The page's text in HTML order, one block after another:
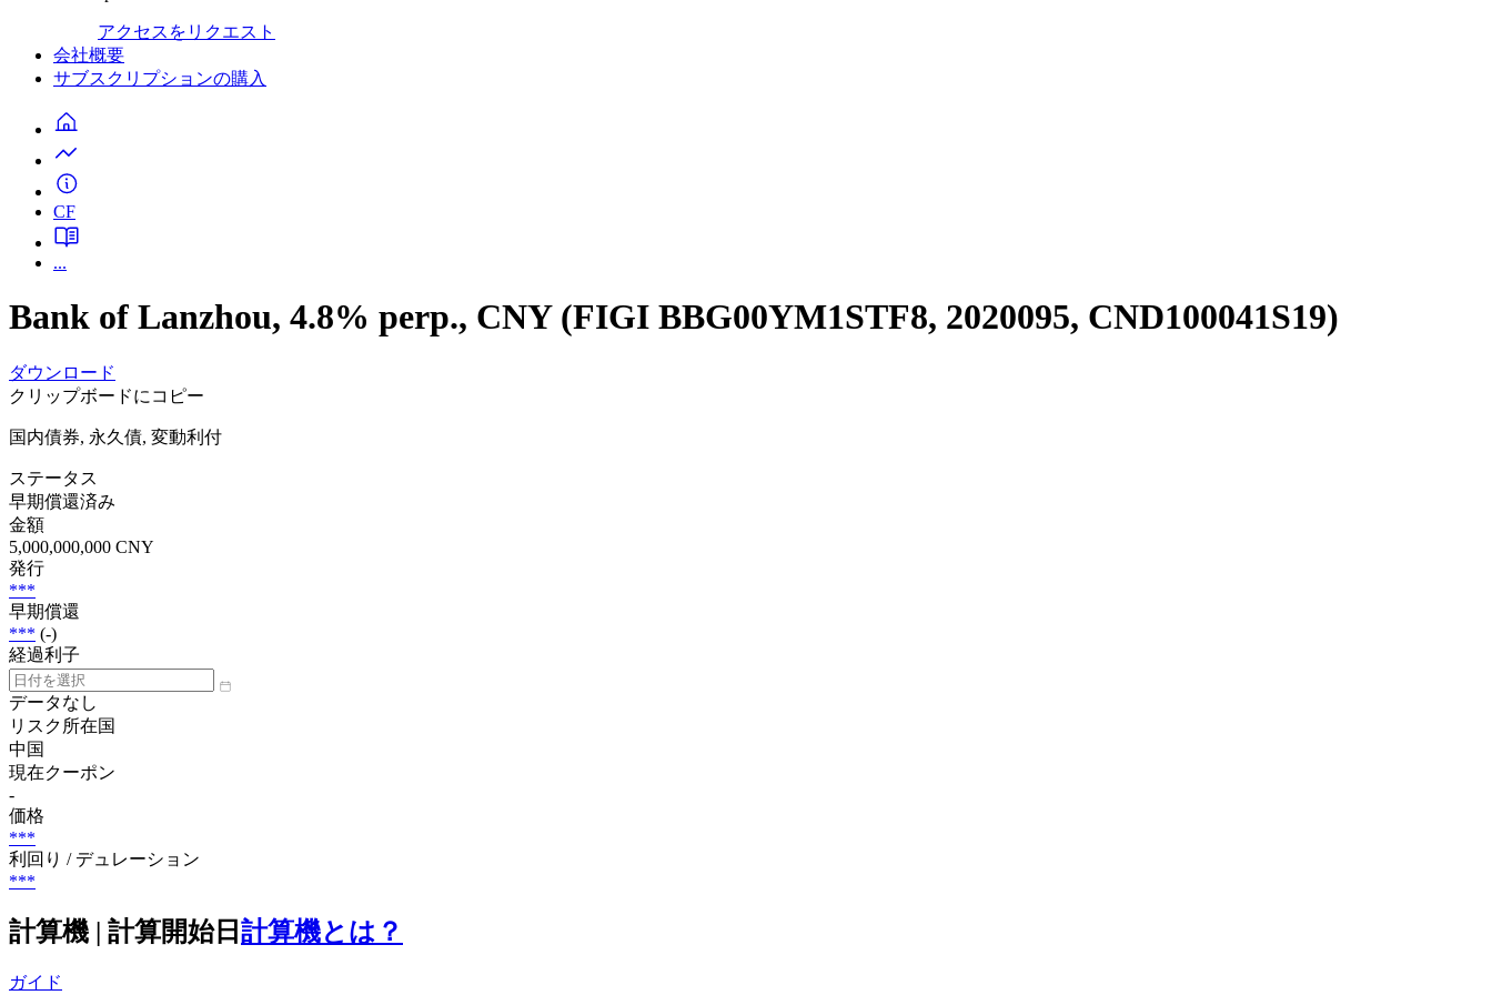
アクセスをリクエスト
会社概要
サブスクリプションの購入
CF
...
Bank of Lanzhou, 4.8% perp., CNY (FIGI BBG00YM1STF8, 2020095, CND100041S19)
ダウンロード
クリップボードにコピー
国内債券, 永久債, 変動利付
ステータス
早期償還済み
金額
5,000,000,000 CNY
発行
***
早期償還
*** (-)
経過利子
データなし
リスク所在国
中国
現在クーポン
-
価格
***
利回り / デュレーション
***
計算機 | 計算開始日 計算機とは？
ガイド